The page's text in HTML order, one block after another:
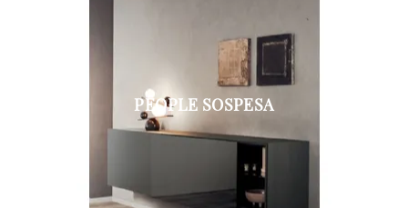
PEOPLE SOSPESA